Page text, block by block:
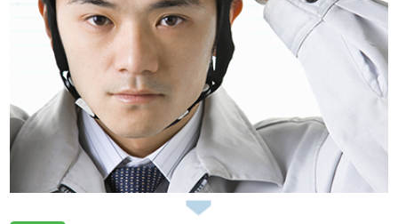
スタッフの修理報告や事例の一覧はこちら